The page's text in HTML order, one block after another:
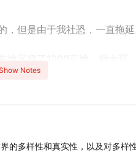
但是由于我社恐，一直拖延
地区租了1200亩地，
年地来自鹤岗的东北人，叫王
验，这简直是不自量力，综
Notes
的多样性和真实性，以及对多样